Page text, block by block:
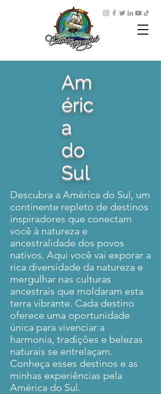
Am
éric
a
do
Sul
Descubra a América do Sul, um
continente repleto de destinos
inspiradores que conectam
você à natureza e
ancestralidade dos povos
nativos. Aqui você vai exporar a
rica diversidade da natureza e
mergulhar nas culturas
ancestrais que moldaram esta
terra vibrante. Cada destino
oferece uma oportunidade
única para vivenciar a
harmonia, tradições e belezas
naturais se entrelaçam.
Conheça esses destinos e as
minhas experiências pela
América do Sul.